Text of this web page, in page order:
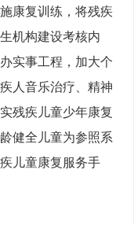
康复训练，将残疾
机构建设考核内
实事工程，加大个
人音乐治疗、精神
残疾儿童少年康复
健全儿童为参照系
儿童康复服务手